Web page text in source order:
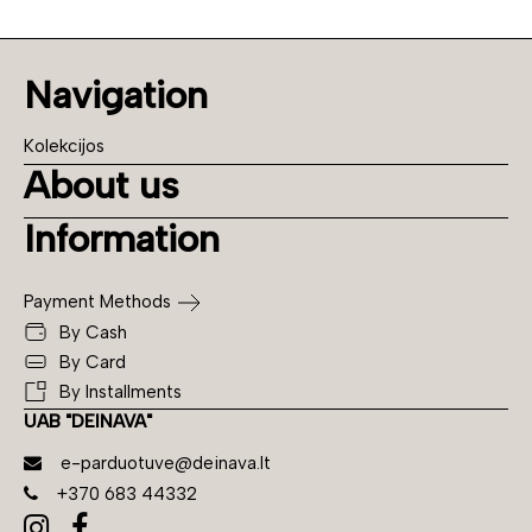
UAB "DEINAVA"
e-parduotuve@deinava.lt
+370 683 44332
Navigation
Kolekcijos
About us
Information
Payment Methods
By Cash
By Card
By Installments